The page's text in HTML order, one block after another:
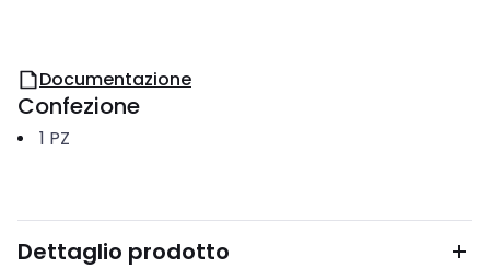
Documentazione
Confezione
1 PZ
Dettaglio prodotto